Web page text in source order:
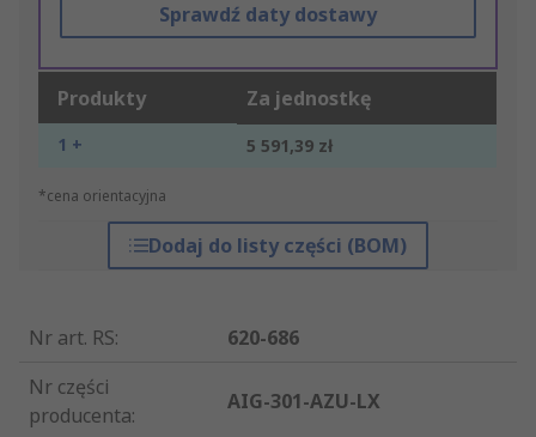
Sprawdź daty dostawy
Produkty Za jednostkę
1 + 5 591,39 zł
*cena orientacyjna
Dodaj do listy części (BOM)
Nr art. RS:
620-686
Nr części
producenta:
AIG-301-AZU-LX